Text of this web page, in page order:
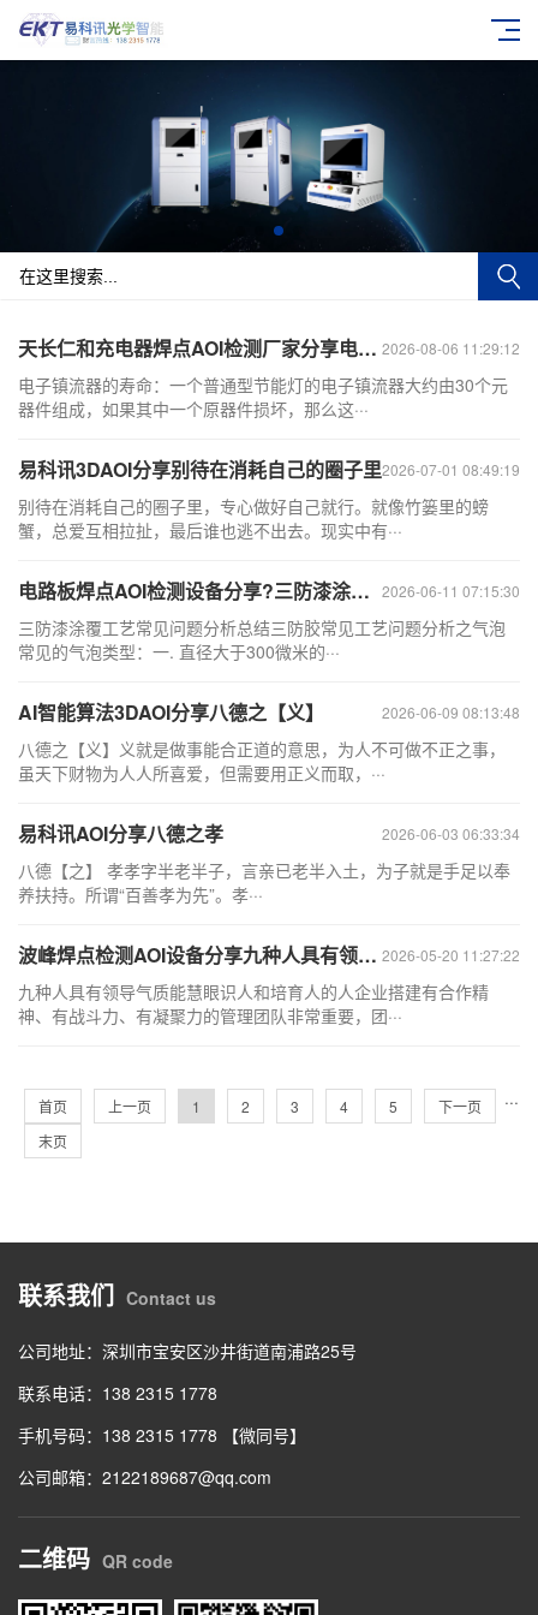
2026-08-06 11:29:12
天长仁和充电器焊点AOI检测厂家分享电子镇流器
电子镇流器的寿命：一个普通型节能灯的电子镇流器大约由30个元
器件组成，如果其中一个原器件损坏，那么这···
2026-07-01 08:49:19
易科讯3DAOI分享别待在消耗自己的圈子里
别待在消耗自己的圈子里，专心做好自己就行。就像竹篓里的螃
蟹，总爱互相拉扯，最后谁也逃不出去。现实中有···
2026-06-11 07:15:30
电路板焊点AOI检测设备分享?三防漆涂覆工艺常见问题分析总结
三防漆涂覆工艺常见问题分析总结三防胶常见工艺问题分析之气泡
常见的气泡类型：一. 直径大于300微米的···
2026-06-09 08:13:48
AI智能算法3DAOI分享八德之【义】
八德之【义】义就是做事能合正道的意思，为人不可做不正之事，
虽天下财物为人人所喜爱，但需要用正义而取，···
2026-06-03 06:33:34
易科讯AOI分享八德之孝
八德【之】 孝孝字半老半子，言亲已老半入土，为子就是手足以奉
养扶持。所谓“百善孝为先”。孝···
2026-05-20 11:27:22
波峰焊点检测AOI设备分享九种人具有领导气质之能慧眼识人和培育人的人
九种人具有领导气质能慧眼识人和培育人的人企业搭建有合作精
神、有战斗力、有凝聚力的管理团队非常重要，团···
首页 上一页 1 2 3 4 5 ···
下一页
末页
联系我们 Contact us
公司地址：深圳市宝安区沙井街道南浦路25号
联系电话：138 2315 1778
手机号码：138 2315 1778 【微同号】
公司邮箱：2122189687@qq.com
二维码 QR code